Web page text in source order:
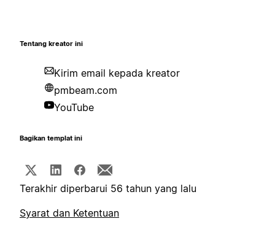
Tentang kreator ini
Kirim email kepada kreator
pmbeam.com
YouTube
Bagikan templat ini
Terakhir diperbarui 56 tahun yang lalu
Syarat dan Ketentuan